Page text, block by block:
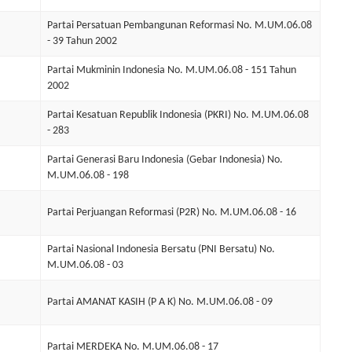
Partai Persatuan Pembangunan Reformasi No. M.UM.06.08
- 39 Tahun 2002
Partai Mukminin Indonesia No. M.UM.06.08 - 151 Tahun
2002
Partai Kesatuan Republik Indonesia (PKRI) No. M.UM.06.08
- 283
Partai Generasi Baru Indonesia (Gebar Indonesia) No.
M.UM.06.08 - 198
Partai Perjuangan Reformasi (P2R) No. M.UM.06.08 - 16
Partai Nasional Indonesia Bersatu (PNI Bersatu) No.
M.UM.06.08 - 03
Partai AMANAT KASIH (P A K) No. M.UM.06.08 - 09
Partai MERDEKA No. M.UM.06.08 - 17